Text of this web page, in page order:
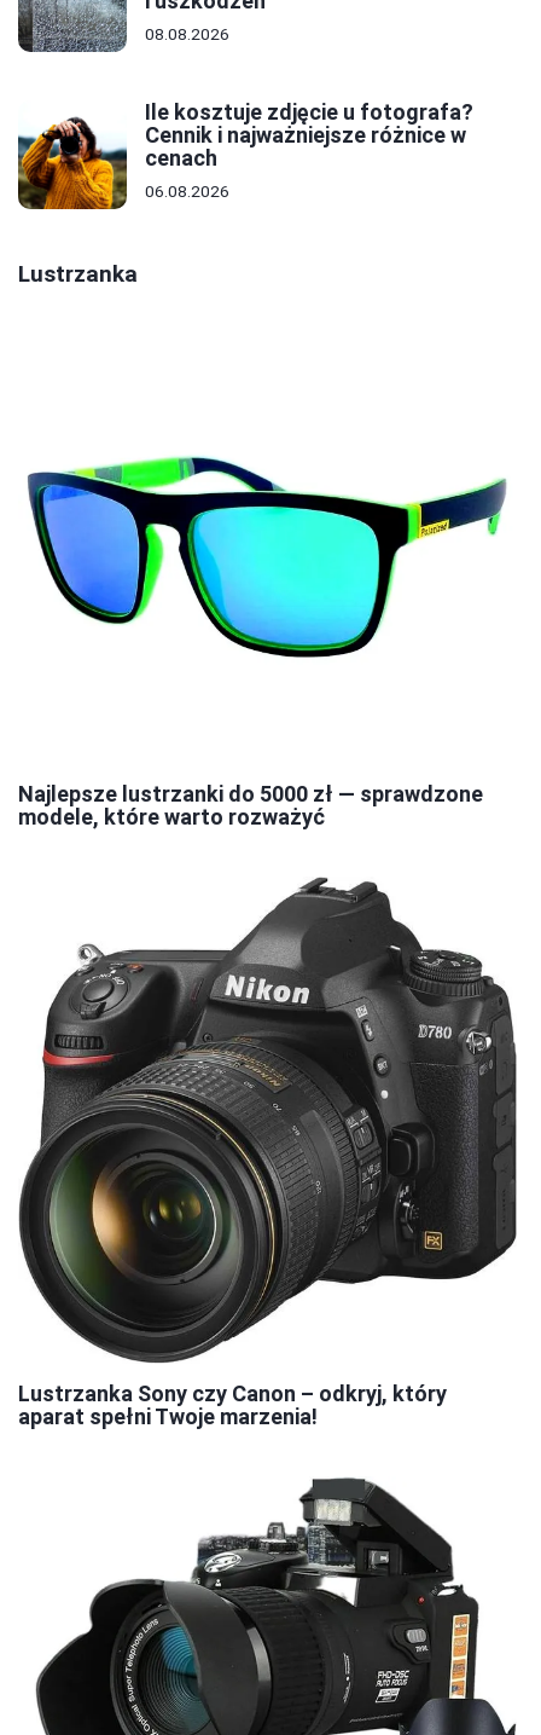
08.08.2026
Ile kosztuje zdjęcie u fotografa?
Cennik i najważniejsze różnice w
cenach
06.08.2026
Lustrzanka
Najlepsze lustrzanki do 5000 zł — sprawdzone
modele, które warto rozważyć
Lustrzanka Sony czy Canon – odkryj, który
aparat spełni Twoje marzenia!